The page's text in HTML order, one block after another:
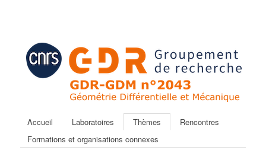
Accueil Laboratoires Thèmes
Rencontres
Formations et organisations connexes